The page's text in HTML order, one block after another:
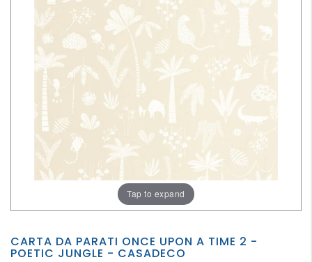
GESTI
QUOTIDIANI
FESTE
OUTDOOR
Tap to expand
CARTA DA PARATI ONCE UPON A TIME 2 -
POETIC JUNGLE - CASADECO